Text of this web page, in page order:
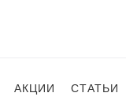
АКЦИИ СТАТЬИ